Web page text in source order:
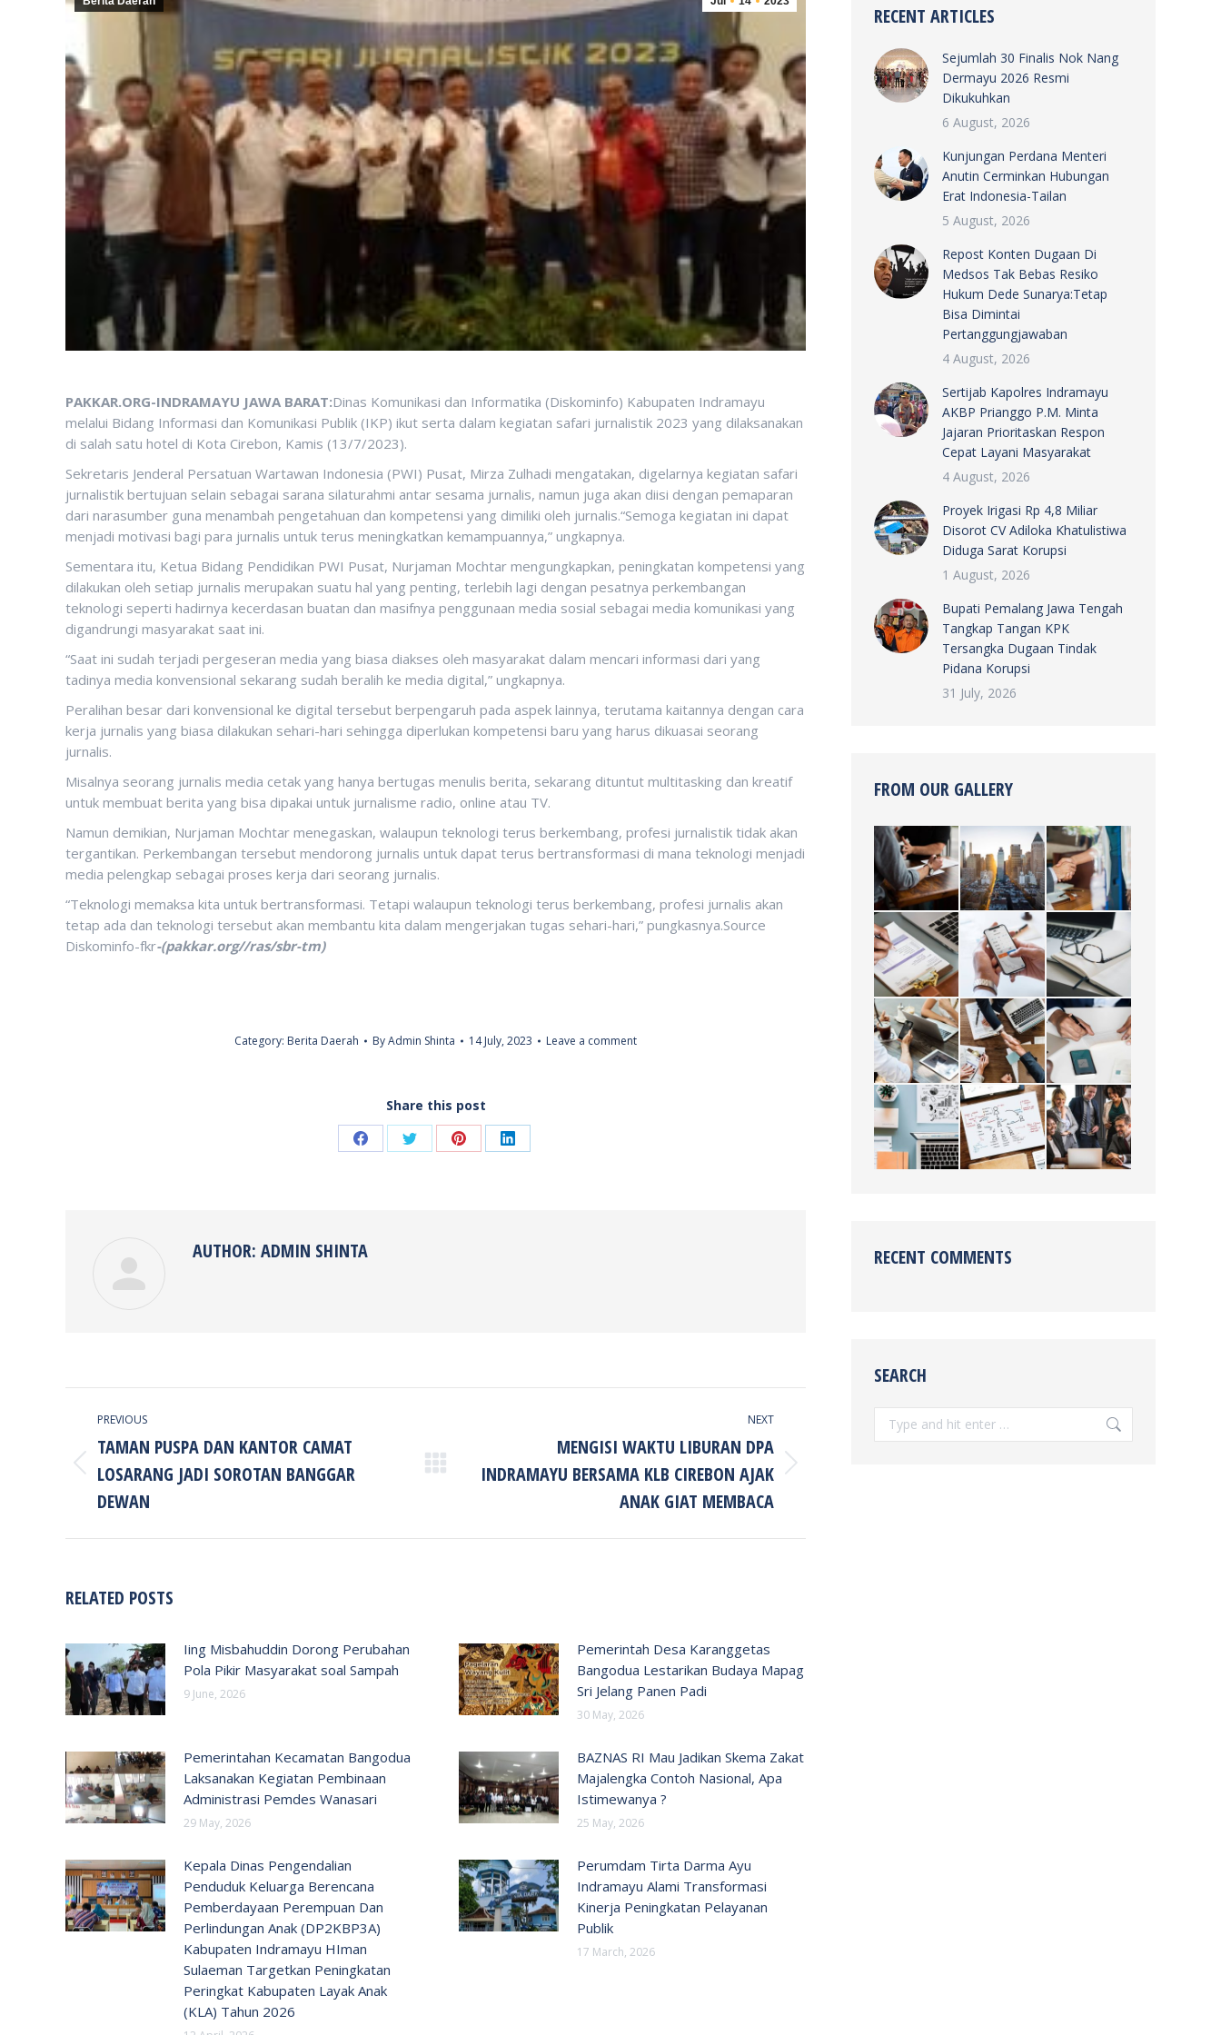
PAKKAR.ORG-INDRAMAYU JAWA BARAT:Dinas Komunikasi dan Informatika (Diskominfo) Kabupaten Indramayu
melalui Bidang Informasi dan Komunikasi Publik (IKP) ikut serta dalam kegiatan safari jurnalistik 2023 yang dilaksanakan
di salah satu hotel di Kota Cirebon, Kamis (13/7/2023).
Sekretaris Jenderal Persatuan Wartawan Indonesia (PWI) Pusat, Mirza Zulhadi mengatakan, digelarnya kegiatan safari
jurnalistik bertujuan selain sebagai sarana silaturahmi antar sesama jurnalis, namun juga akan diisi dengan pemaparan
dari narasumber guna menambah pengetahuan dan kompetensi yang dimiliki oleh jurnalis.“Semoga kegiatan ini dapat
menjadi motivasi bagi para jurnalis untuk terus meningkatkan kemampuannya,” ungkapnya.
Sementara itu, Ketua Bidang Pendidikan PWI Pusat, Nurjaman Mochtar mengungkapkan, peningkatan kompetensi yang
dilakukan oleh setiap jurnalis merupakan suatu hal yang penting, terlebih lagi dengan pesatnya perkembangan
teknologi seperti hadirnya kecerdasan buatan dan masifnya penggunaan media sosial sebagai media komunikasi yang
digandrungi masyarakat saat ini.
“Saat ini sudah terjadi pergeseran media yang biasa diakses oleh masyarakat dalam mencari informasi dari yang
tadinya media konvensional sekarang sudah beralih ke media digital,” ungkapnya.
Peralihan besar dari konvensional ke digital tersebut berpengaruh pada aspek lainnya, terutama kaitannya dengan cara
kerja jurnalis yang biasa dilakukan sehari-hari sehingga diperlukan kompetensi baru yang harus dikuasai seorang
jurnalis.
Misalnya seorang jurnalis media cetak yang hanya bertugas menulis berita, sekarang dituntut multitasking dan kreatif
untuk membuat berita yang bisa dipakai untuk jurnalisme radio, online atau TV.
Namun demikian, Nurjaman Mochtar menegaskan, walaupun teknologi terus berkembang, profesi jurnalistik tidak akan
tergantikan. Perkembangan tersebut mendorong jurnalis untuk dapat terus bertransformasi di mana teknologi menjadi
media pelengkap sebagai proses kerja dari seorang jurnalis.
“Teknologi memaksa kita untuk bertransformasi. Tetapi walaupun teknologi terus berkembang, profesi jurnalis akan
tetap ada dan teknologi tersebut akan membantu kita dalam mengerjakan tugas sehari-hari,” pungkasnya.Source
Diskominfo-fkr-(pakkar.org//ras/sbr-tm)
Category: Berita Daerah ByAdmin Shinta 14 July, 2023 Leave a comment
Share this post
Share Share Share Share
AUTHOR: ADMIN SHINTA
NAVIGATION
PREVIOUS
Previous
post:
TAMAN PUSPA DAN KANTOR CAMAT
LOSARANG JADI SOROTAN BANGGAR
DEWAN
NEXT
Next
MENGISI WAKTU LIBURAN DPA
INDRAMAYU BERSAMA KLB CIREBON AJAK
ANAK GIAT MEMBACA
RELATED POSTS
Iing Misbahuddin Dorong Perubahan
Pola Pikir Masyarakat soal Sampah
9 June, 2026
Pemerintah Desa Karanggetas
Bangodua Lestarikan Budaya Mapag
Sri Jelang Panen Padi
30 May, 2026
Pemerintahan Kecamatan Bangodua
Laksanakan Kegiatan Pembinaan
Administrasi Pemdes Wanasari
29 May, 2026
BAZNAS RI Mau Jadikan Skema Zakat
Majalengka Contoh Nasional, Apa
Istimewanya ?
25 May, 2026
Kepala Dinas Pengendalian
Penduduk Keluarga Berencana
Pemberdayaan Perempuan Dan
Perlindungan Anak (DP2KBP3A)
Kabupaten Indramayu HIman
Sulaeman Targetkan Peningkatan
Peringkat Kabupaten Layak Anak
(KLA) Tahun 2026
Perumdam Tirta Darma Ayu
Indramayu Alami Transformasi
Kinerja Peningkatan Pelayanan
Publik
17 March, 2026
RECENT ARTICLES
Sejumlah 30 Finalis Nok Nang
Dermayu 2026 Resmi
Dikukuhkan
6 August, 2026
Kunjungan Perdana Menteri
Anutin Cerminkan Hubungan
Erat Indonesia-Tailan
5 August, 2026
Repost Konten Dugaan Di
Medsos Tak Bebas Resiko
Hukum Dede Sunarya:Tetap
Bisa Dimintai
Pertanggungjawaban
4 August, 2026
Sertijab Kapolres Indramayu
AKBP Prianggo P.M. Minta
Jajaran Prioritaskan Respon
Cepat Layani Masyarakat
4 August, 2026
Proyek Irigasi Rp 4,8 Miliar
Disorot CV Adiloka Khatulistiwa
Diduga Sarat Korupsi
1 August, 2026
Bupati Pemalang Jawa Tengah
Tangkap Tangan KPK
Tersangka Dugaan Tindak
Pidana Korupsi
31 July, 2026
FROM OUR GALLERY
RECENT COMMENTS
SEARCH
Search: